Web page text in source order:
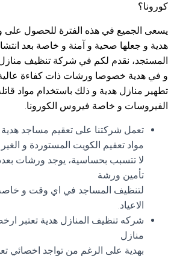
كورونا؟
يسعى الجميع في هذه الفترة للحصول على
هدية و جعلها صحية و آمنة و خاصة بعد
المستجد، نقدم لكم في شركة تنظيف
و في هدية خصوصا ورشات ذات كفاءة
تطهير منازل هدية و ذلك باستخدام مواد
الفيروسات و خاصة فيروس الكورونا.
تعمل شركتنا على تعقيم مساجد هدية
مواد تعقيم الكويت المستوردة و
لا تتسبب بحساسية، يوجد ورشات
تأمين ورشة
لتنظيف المساجد في اي وقت و خاصة
الاعياد.
شركه تنظيف المنازل هدية تعتبر
منازل
بهدية على الرغم من تواجد اخصائي